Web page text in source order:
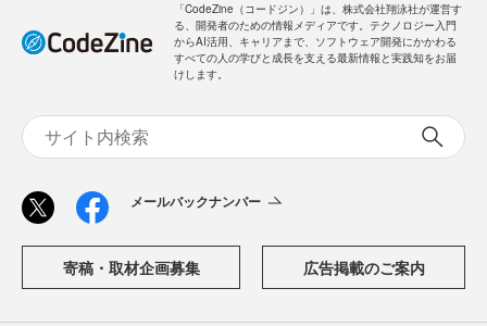
「CodeZine（コードジン）」は、株式会社翔泳社が運営す
る、開発者のための情報メディアです。テクノロジー入門
からAI活用、キャリアまで、ソフトウェア開発にかかわる
すべての人の学びと成長を支える最新情報と実践知をお届
けします。
メールバックナンバー
寄稿・取材企画募集 広告掲載のご案内